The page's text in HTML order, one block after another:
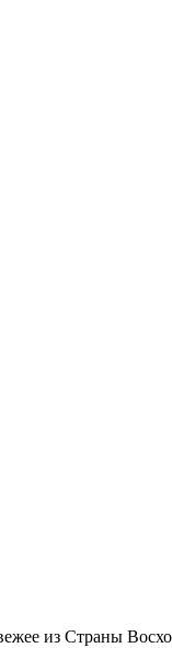
из Страны